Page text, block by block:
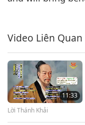
8
Lời Thánh Khải
Video Liên Quan
11:33
Lời Thánh Khải